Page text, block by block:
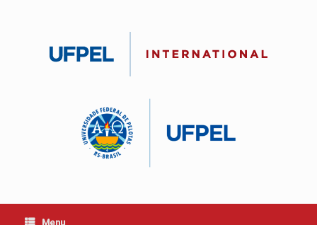
Menu